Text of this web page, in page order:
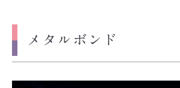
メタルボンド